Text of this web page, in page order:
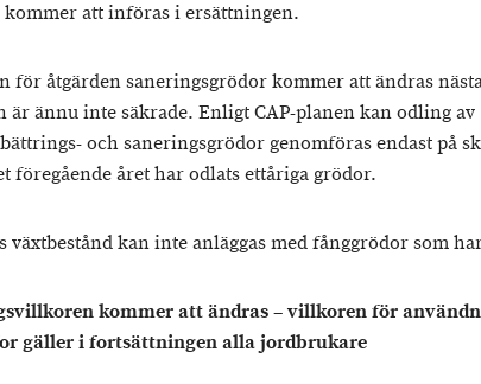
kommer att införas i ersättningen.
för åtgärden saneringsgrödor kommer att ändras
är ännu inte säkrade. Enligt CAP-planen kan odling av
och saneringsgrödor genomföras endast på
föregående året har odlats ettåriga grödor.
växtbestånd kan inte anläggas med fånggrödor som
kommer att ändras – villkoren för
gäller i fortsättningen alla jordbrukare